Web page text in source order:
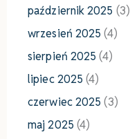
październik 2025 (3)
wrzesień 2025 (4)
sierpień 2025 (4)
lipiec 2025 (4)
czerwiec 2025 (3)
maj 2025 (4)